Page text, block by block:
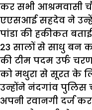
कर सभी आश्रमवासी
एएसआई सहदेव ने उन्हें
पांडा की हकीकत
23 सालों से साधु बन
की टीम पदम उर्फ
को मथुरा से सूरत के
उन्होंने नंदगांव पुलिस
अपनी रवानगी दर्ज